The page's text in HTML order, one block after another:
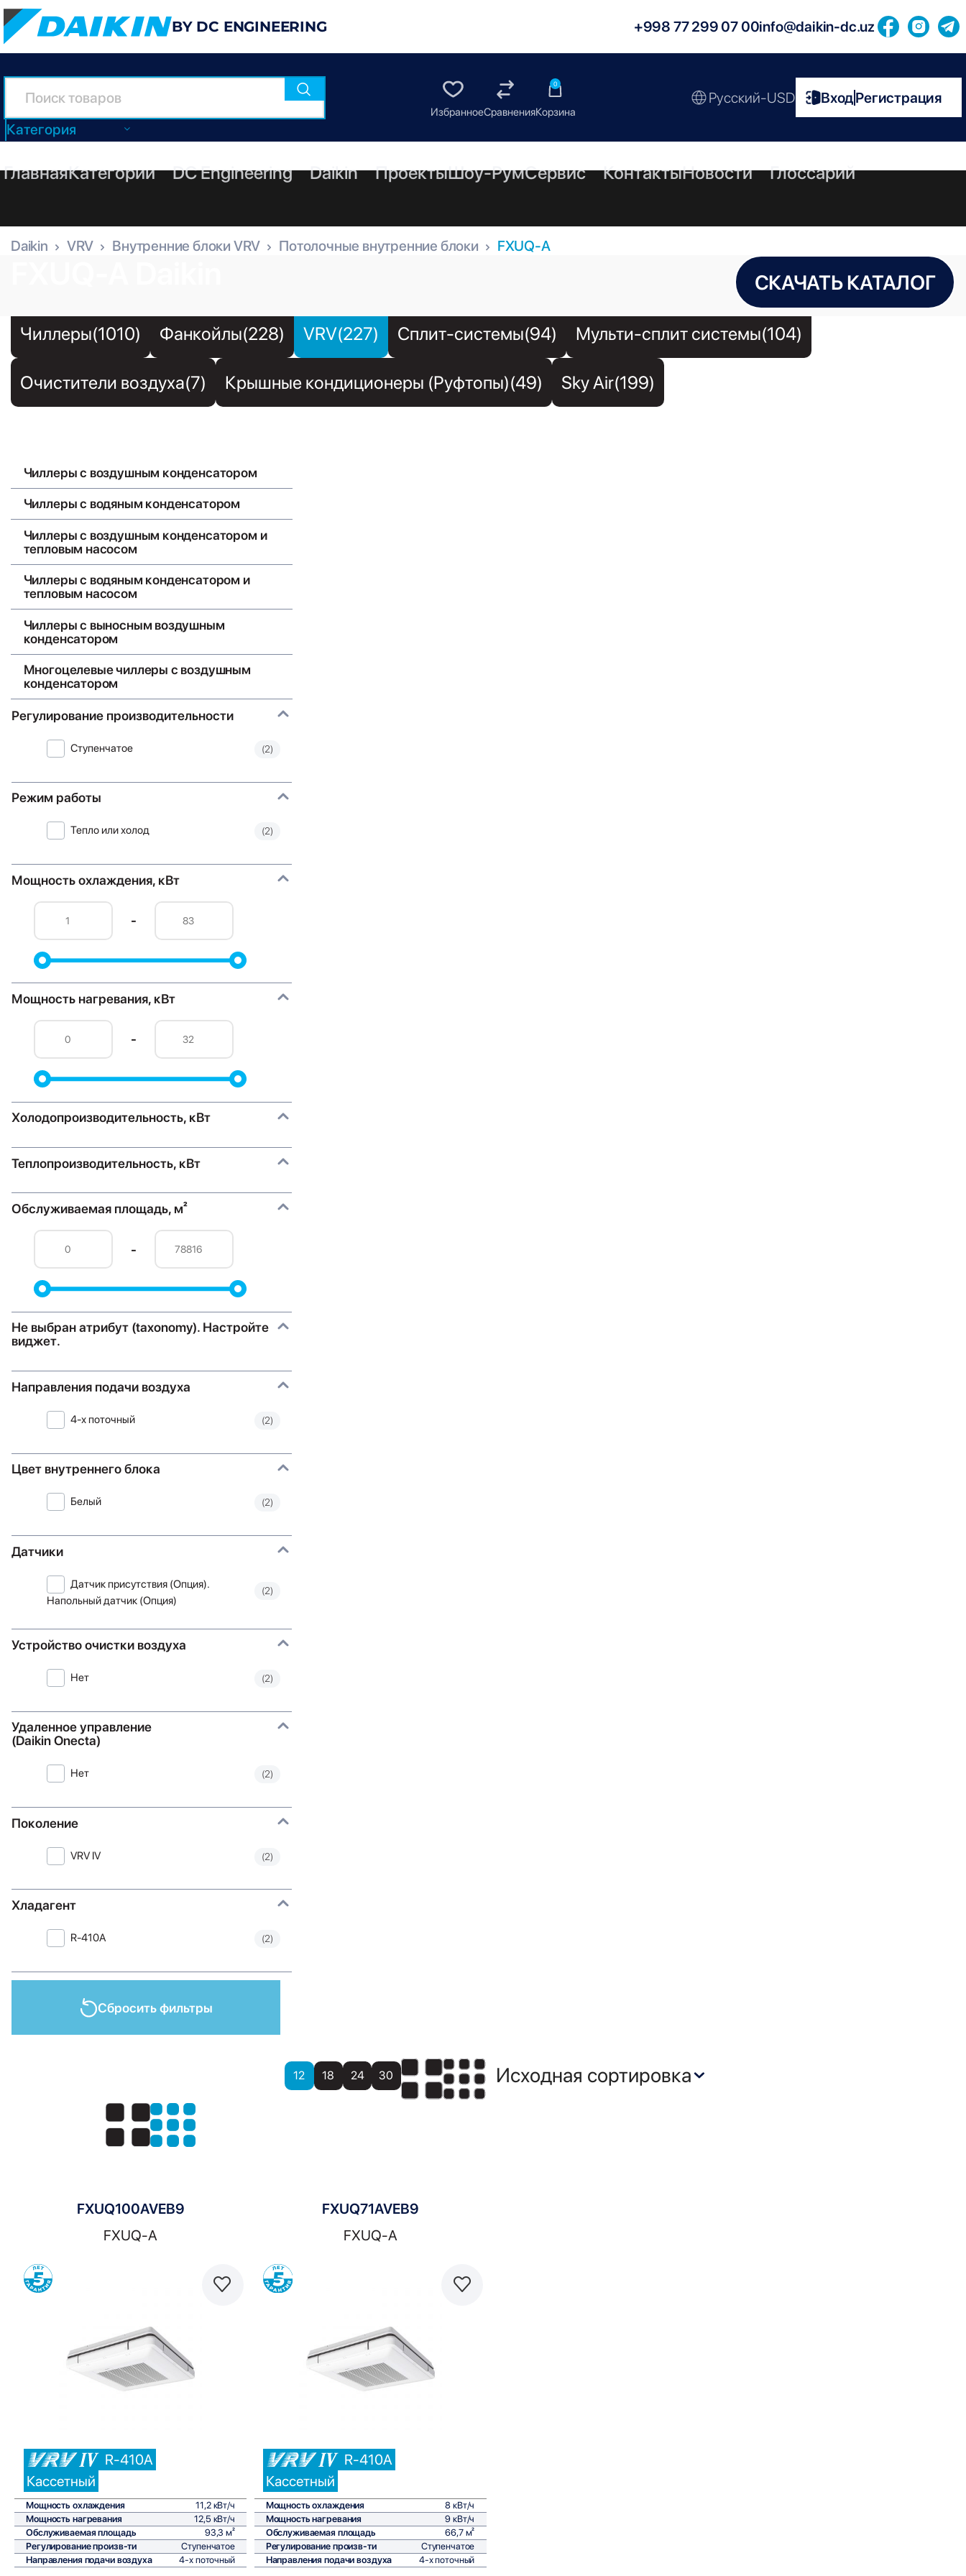
BY DC ENGINEERING +998 77 299 07 00info@daikin-dc.uz
Категория
0
Русский-USD ВходРегистрация
ГлавнаяКатегории DC Engineering Daikin ПроектыШоу-РумСервис КонтактыНовости Глоссарий
Daikin VRV Внутренние блоки VRV Потолочные внутренние блоки FXUQ-A
СКАЧАТЬ КАТАЛОГ
Чиллеры(1010) Фанкойлы(228) VRV(227) Сплит-системы(94) Мульти-сплит системы(104)
Очистители воздуха(7) Крышные кондиционеры (Руфтопы)(49) Sky Air(199)
Чиллеры с воздушным конденсатором
Чиллеры с водяным конденсатором
Чиллеры с воздушным конденсатором и
тепловым насосом
Чиллеры с водяным конденсатором и
тепловым насосом
Чиллеры с выносным воздушным
конденсатором
Многоцелевые чиллеры с воздушным
конденсатором
Регулирование производительности
Ступенчатое (2)
Режим работы
Тепло или холод (2)
Мощность охлаждения, кВт
-
Мощность нагревания, кВт
-
Холодопроизводительность, кВт
Теплопроизводительность, кВт
Обслуживаемая площадь, м²
-
Не выбран атрибут (taxonomy). Настройте
виджет.
Направления подачи воздуха
4-х поточный (2)
Цвет внутреннего блока
Белый (2)
Датчики
Датчик присутствия (Опция).
Напольный датчик (Опция)
(2)
Устройство очистки воздуха
Нет (2)
Удаленное управление
(Daikin Onecta)
Нет (2)
Поколение
VRV IV (2)
Хладагент
R-410A (2)
Сбросить фильтры
12 18 24 30
Показать:
FXUQ100AVEB9
FXUQ-A
Сравнить
R-410A
Кассетный
Мощность охлаждения
11,2 кВт/ч
Мощность нагревания
12,5 кВт/ч
Обслуживаемая площадь
93,3 м²
Регулирование произв-ти
Ступенчатое
Направления подачи воздуха
4-х поточный
FXUQ71AVEB9
FXUQ-A
Сравнить
R-410A
Кассетный
Мощность охлаждения
8 кВт/ч
Мощность нагревания
9 кВт/ч
Обслуживаемая площадь
66,7 м²
Регулирование произв-ти
Ступенчатое
Направления подачи воздуха
4-х поточный